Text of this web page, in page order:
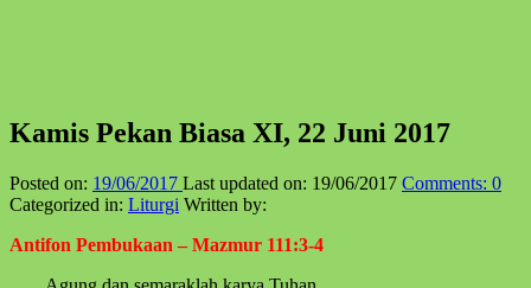
Kamis Pekan Biasa XI, 22 Juni 2017
Posted on: 19/06/2017 Last updated on: 19/06/2017 Comments: 0
Categorized in: Liturgi Written by:
Antifon Pembukaan – Mazmur 111:3-4